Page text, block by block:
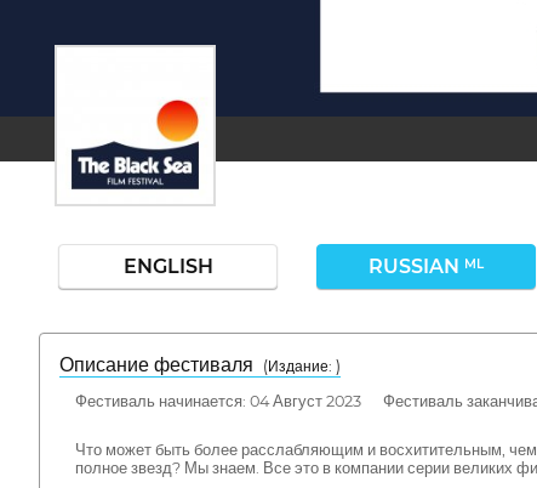
ENGLISH RUSSIAN ML
Описание фестиваля
( Издание: )
Фестиваль начинается: 04 Август 2023 Фестиваль
Что может быть более расслабляющим и восхитительным,
полное звезд? Мы знаем. Все это в компании серии